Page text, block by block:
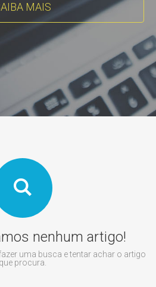
MAIS
nenhum artigo!
uma busca e tentar achar o artigo
que procura.